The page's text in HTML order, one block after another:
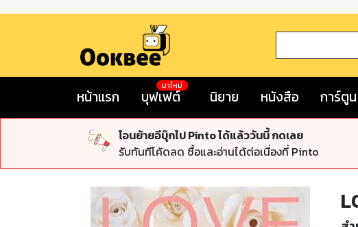
หน้าแรก บุฟเฟต์
มาใหม่
นิยาย หนังสือ การ์ตูน
โอนย้ายอีบุ๊กไป Pinto ได้แล้ววันนี้ กดเลย
รับทันทีโค้ดลด ซื้อและอ่านได้ต่อเนื่องที่ Pinto